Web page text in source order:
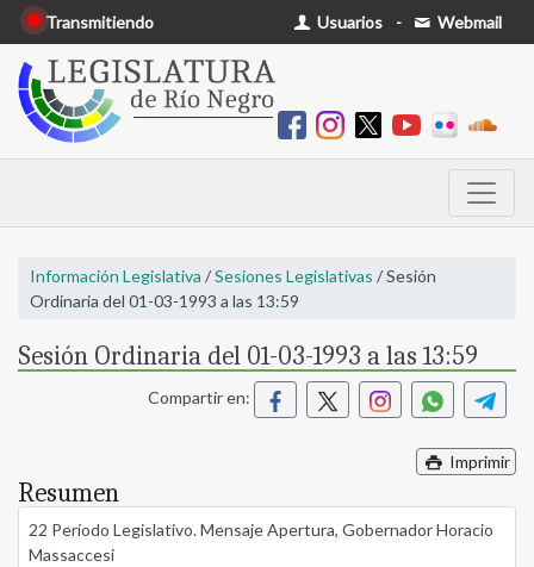
Transmitiendo Usuarios - Webmail
Información Legislativa /Sesiones Legislativas / Sesión
Ordinaria del 01-03-1993 a las 13:59
Sesión Ordinaria del 01-03-1993 a las 13:59
Compartir en:
Imprimir
Resumen
22 Período Legislativo. Mensaje Apertura, Gobernador Horacio
Massaccesi